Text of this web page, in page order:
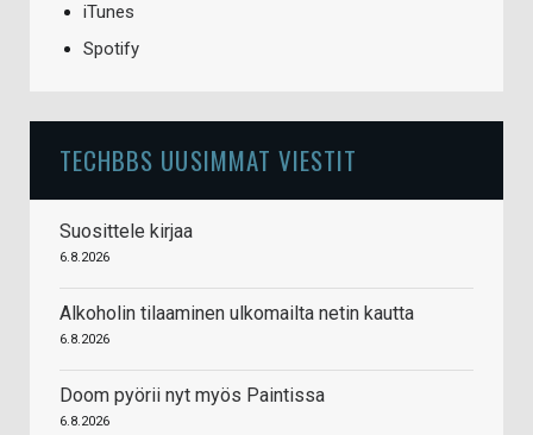
iTunes
Spotify
TECHBBS UUSIMMAT VIESTIT
Suosittele kirjaa
6.8.2026
Alkoholin tilaaminen ulkomailta netin kautta
6.8.2026
Doom pyörii nyt myös Paintissa
6.8.2026